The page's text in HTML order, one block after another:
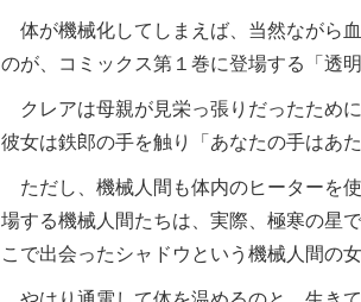
体が機械化してしまえば、当然ながら
のが、コミックス第１巻に登場する「透
クレアは母親が見栄っ張りだったため
彼女は鉄郎の手を触り「あなたの手はあ
ただし、機械人間も体内のヒーターを
場する機械人間たちは、実際、極寒の星
こで出会ったシャドウという機械人間の